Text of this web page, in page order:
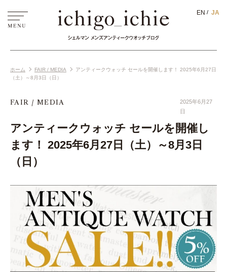
ホーム FAIR / MEDIA
アンティークウォッチ セールを開催します！ 2025年6月27日
（土）～8月3日（日）
FAIR / MEDIA
2025年6月27
日
アンティークウォッチ セールを開催し
ます！ 2025年6月27日（土）～8月3日
（日）
EN JA